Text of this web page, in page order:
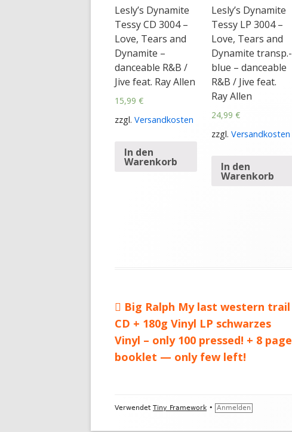
Lesly’s Dynamite
Tessy CD 3004 –
Love, Tears and
Dynamite –
danceable R&B /
Jive feat. Ray Allen
15,99 €
zzgl. Versandkosten
In den
Warenkorb
Lesly’s Dynamite
Tessy LP 3004 –
Love, Tears and
Dynamite transp.-
blue – danceable
R&B / Jive feat.
Ray Allen
24,99 €
zzgl. Versandkosten
In den
Warenkorb
Beitragsnavigation
Vorheriger
Beitrag:
Big Ralph My last western trail
CD + 180g Vinyl LP schwarzes
Vinyl – only 100 pressed! + 8 page
booklet — only few left!
Footer
Verwendet Tiny Framework • Anmelden